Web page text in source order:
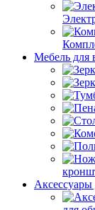
Мебель для
Аксессуары